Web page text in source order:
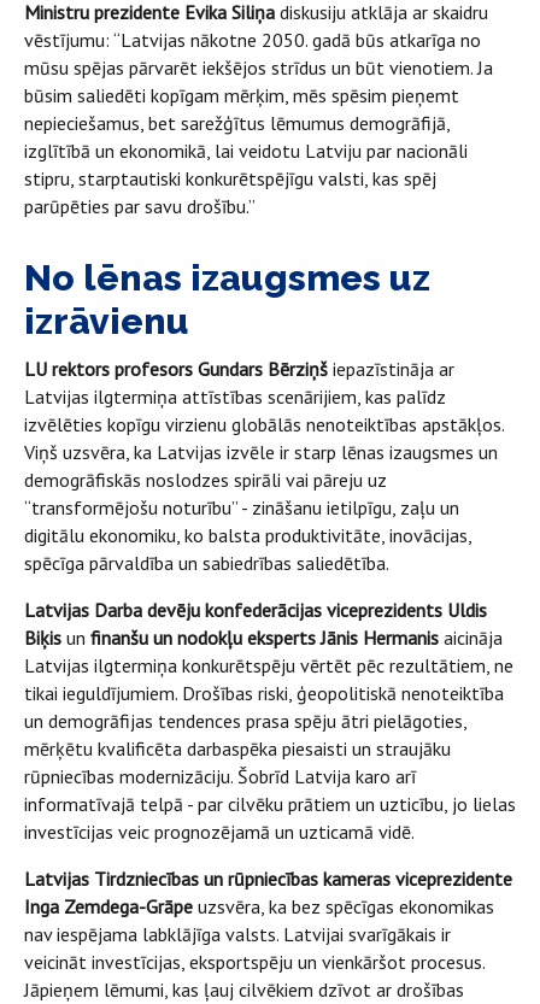
Ministru prezidente Evika Siliņa diskusiju atklāja ar skaidru
vēstījumu: “Latvijas nākotne 2050. gadā būs atkarīga no
mūsu spējas pārvarēt iekšējos strīdus un būt vienotiem. Ja
būsim saliedēti kopīgam mērķim, mēs spēsim pieņemt
nepieciešamus, bet sarežģītus lēmumus demogrāfijā,
izglītībā un ekonomikā, lai veidotu Latviju par nacionāli
stipru, starptautiski konkurētspējīgu valsti, kas spēj
parūpēties par savu drošību.”
No lēnas izaugsmes uz
izrāvienu
LU rektors profesors Gundars Bērziņš iepazīstināja ar
Latvijas ilgtermiņa attīstības scenārijiem, kas palīdz
izvēlēties kopīgu virzienu globālās nenoteiktības apstākļos.
Viņš uzsvēra, ka Latvijas izvēle ir starp lēnas izaugsmes un
demogrāfiskās noslodzes spirāli vai pāreju uz
“transformējošu noturību” - zināšanu ietilpīgu, zaļu un
digitālu ekonomiku, ko balsta produktivitāte, inovācijas,
spēcīga pārvaldība un sabiedrības saliedētība.
Latvijas Darba devēju konfederācijas viceprezidents Uldis
Biķis un finanšu un nodokļu eksperts Jānis Hermanis aicināja
Latvijas ilgtermiņa konkurētspēju vērtēt pēc rezultātiem, ne
tikai ieguldījumiem. Drošības riski, ģeopolitiskā nenoteiktība
un demogrāfijas tendences prasa spēju ātri pielāgoties,
mērķētu kvalificēta darbaspēka piesaisti un straujāku
rūpniecības modernizāciju. Šobrīd Latvija karo arī
informatīvajā telpā - par cilvēku prātiem un uzticību, jo lielas
investīcijas veic prognozējamā un uzticamā vidē.
Latvijas Tirdzniecības un rūpniecības kameras viceprezidente
Inga Zemdega-Grāpe uzsvēra, ka bez spēcīgas ekonomikas
nav iespējama labklājīga valsts. Latvijai svarīgākais ir
veicināt investīcijas, eksportspēju un vienkāršot procesus.
Jāpieņem lēmumi, kas ļauj cilvēkiem dzīvot ar drošības